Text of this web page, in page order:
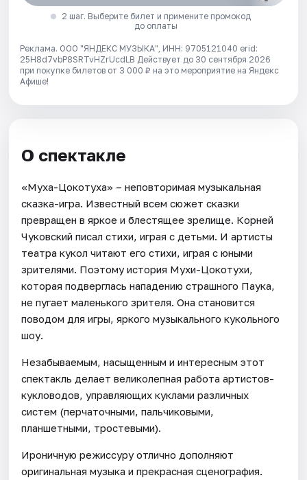
2 шаг. Выберите билет и примените промокод
до оплаты
Реклама. ООО "ЯНДЕКС МУЗЫКА", ИНН: 9705121040 erid:
25H8d7vbP8SRTvHZrUcdLB Действует до 30 сентября 2026
при покупке билетов от 3 000 ₽ на это мероприятие на Яндекс
Афише!
О спектакле
«Муха-Цокотуха» – неповторимая музыкальная
сказка-игра. Известный всем сюжет сказки
превращен в яркое и блестящее зрелище. Корней
Чуковский писал стихи, играя с детьми. И артисты
театра кукол читают его стихи, играя с юными
зрителями. Поэтому история Мухи-Цокотухи,
которая подверглась нападению страшного Паука,
не пугает маленького зрителя. Она становится
поводом для игры, яркого музыкального кукольного
шоу.
Незабываемым, насыщенным и интересным этот
спектакль делает великолепная работа артистов-
кукловодов, управляющих куклами различных
систем (перчаточными, пальчиковыми,
планшетными, тростевыми).
Ироничную режиссуру отлично дополняют
оригинальная музыка и прекрасная сценография.